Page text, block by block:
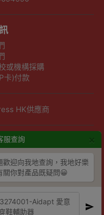
服查詢
歡迎向我地查詢，我地好樂
關你對產品既疑問😀
或機構採購
卡)付款
HK供應商
聲明
換政策